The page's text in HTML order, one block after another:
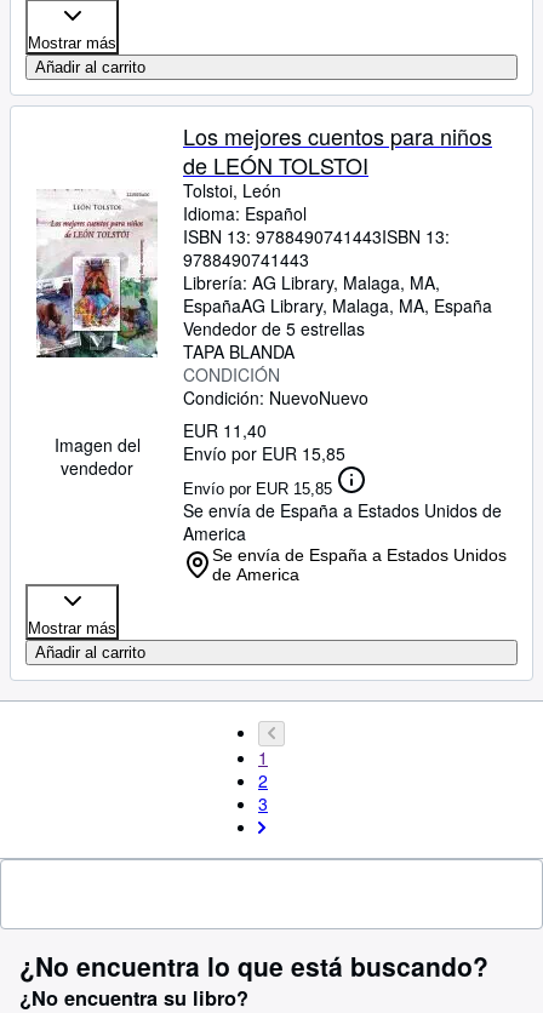
Mostrar más
Añadir al carrito
Imagen del
vendedor
Los mejores cuentos para niños
de LEÓN TOLSTOI
Tolstoi, León
Idioma: Español
ISBN 13: 9788490741443ISBN 13:
9788490741443
Librería: AG Library, Malaga, MA,
EspañaAG Library, Malaga, MA, España
Vendedor de 5 estrellas
TAPA BLANDA
CONDICIÓN
Condición: NuevoNuevo
EUR 11,40
Envío por EUR 15,85
Envío por EUR 15,85
Se envía de España a Estados Unidos de
America
Se envía de España a Estados Unidos
de America
Mostrar más
Añadir al carrito
1
2
3
¿No encuentra lo que está buscando?
¿No encuentra su libro?